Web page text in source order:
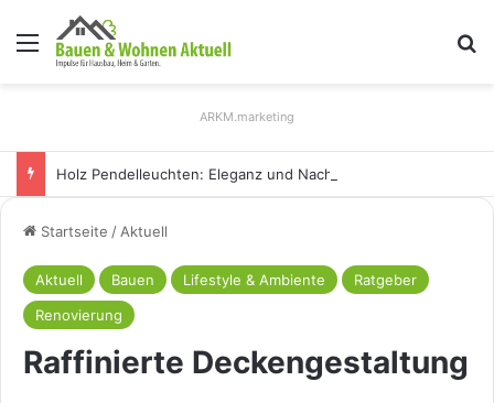
Menü
ARKM.marketing
Startseite / Aktuell
Aktuell Bauen Lifestyle & Ambiente
Ratgeber
Renovierung
Raffinierte Deckengestaltung